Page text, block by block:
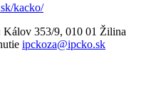
kacko/
Kálov 353/9, 010 01 Žilina
ipckoza@ipcko.sk